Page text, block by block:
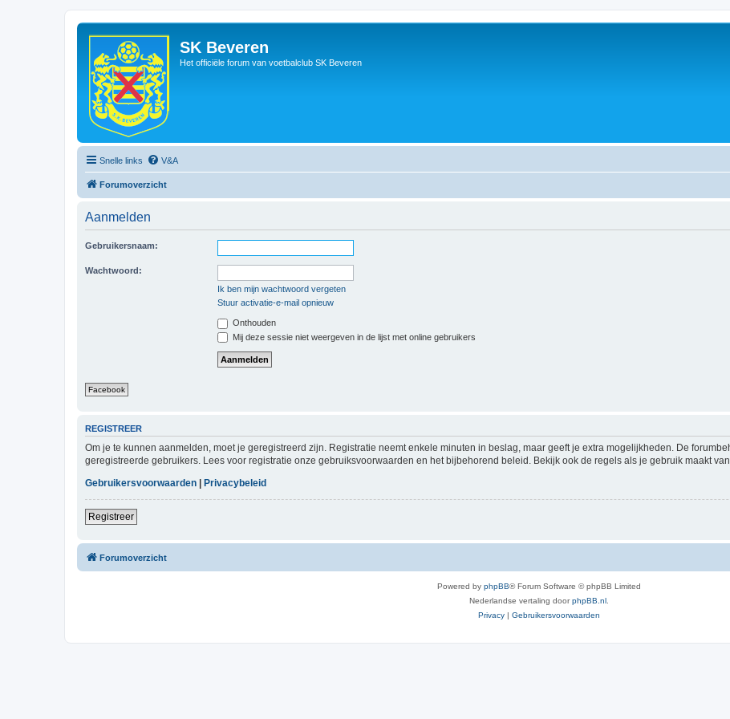
SK Beveren
Het officiële forum van voetbalclub SK Beveren
Snelle links V&A
Forumoverzicht
Aanmelden
Gebruikersnaam:
Wachtwoord:
Ik ben mijn wachtwoord vergeten
Stuur activatie-e-mail opnieuw
Onthouden
Mij deze sessie niet weergeven in de lijst met online gebruikers
Facebook
REGISTREER
Om je te kunnen aanmelden, moet je geregistreerd zijn. Registratie neemt enkele minuten in beslag, maar geeft je extra mogelijkheden. De
geregistreerde gebruikers. Lees voor registratie onze gebruiksvoorwaarden en het bijbehorend beleid. Bekijk ook de regels als je gebruik maakt van
Gebruikersvoorwaarden | Privacybeleid
Registreer
Forumoverzicht
Powered by phpBB® Forum Software © phpBB Limited
Nederlandse vertaling doorphpBB.nl
Privacy | Gebruikersvoorwaarden